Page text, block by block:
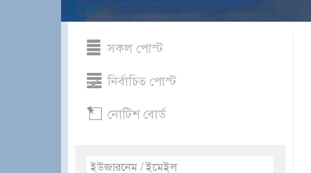
সকল পোস্ট
নির্বাচিত পোস্ট
নোটিশ বোর্ড